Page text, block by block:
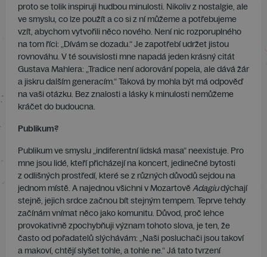
proto se tolik inspiruji hudbou minulosti. Nikoliv z nostalgie, ale
ve smyslu, co lze použít a co si z ní můžeme a potřebujeme
vzít, abychom vytvořili něco nového. Není nic rozporuplného
na tom říci: „Dívám se dozadu.“ Je zapotřebí udržet jistou
rovnováhu. V té souvislosti mne napadá jeden krásný citát
Gustava Mahlera: „Tradice není adorování popela, ale dává žár
a jiskru dalším generacím.“ Taková by mohla být má odpověď
na vaši otázku. Bez znalosti a lásky k minulosti nemůžeme
kráčet do budoucna.
Publikum?
Publikum ve smyslu „indiferentní lidská masa“ neexistuje. Pro
mne jsou lidé, kteří přicházejí na koncert, jedinečné bytosti
z odlišných prostředí, které se z různých důvodů sejdou na
jednom místě. A najednou všichni v MozartověAdagiudýchají
stejně, jejich srdce začnou bít stejným tempem. Teprve tehdy
začínám vnímat něco jako komunitu. Důvod, proč lehce
provokativně zpochybňuji význam tohoto slova, je ten, že
často od pořadatelů slýchávám: „Naši posluchači jsou takoví
a makoví, chtějí slyšet tohle, a tohle ne.“ Já tato tvrzení